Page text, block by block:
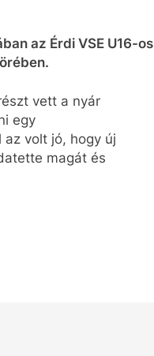
az Érdi VSE U16-os
vett a nyár
egy
volt jó, hogy új
magát és